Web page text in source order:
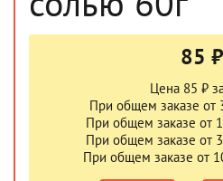
85 ₽
Цена 85 ₽
При общем заказе от
При общем заказе от
При общем заказе от
При общем заказе от